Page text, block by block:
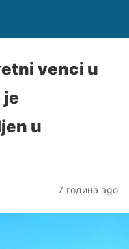
venci u
je
u
7 година ago